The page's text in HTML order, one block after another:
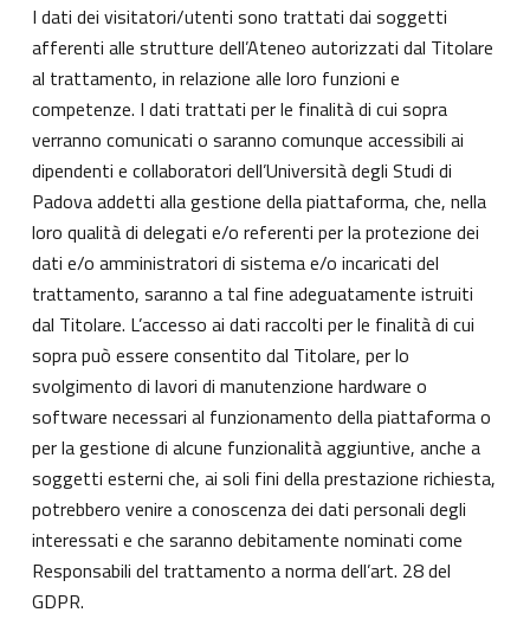
I dati dei visitatori/utenti sono trattati dai soggetti
afferenti alle strutture dell’Ateneo autorizzati dal Titolare
al trattamento, in relazione alle loro funzioni e
competenze. I dati trattati per le finalità di cui sopra
verranno comunicati o saranno comunque accessibili ai
dipendenti e collaboratori dell’Università degli Studi di
Padova addetti alla gestione della piattaforma, che, nella
loro qualità di delegati e/o referenti per la protezione dei
dati e/o amministratori di sistema e/o incaricati del
trattamento, saranno a tal fine adeguatamente istruiti
dal Titolare. L’accesso ai dati raccolti per le finalità di cui
sopra può essere consentito dal Titolare, per lo
svolgimento di lavori di manutenzione hardware o
software necessari al funzionamento della piattaforma o
per la gestione di alcune funzionalità aggiuntive, anche a
soggetti esterni che, ai soli fini della prestazione richiesta,
potrebbero venire a conoscenza dei dati personali degli
interessati e che saranno debitamente nominati come
Responsabili del trattamento a norma dell’art. 28 del
GDPR.